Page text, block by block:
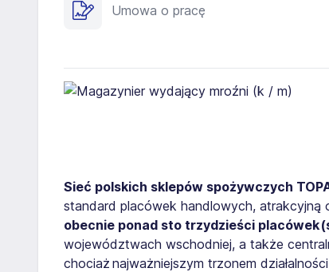
Umowa o pracę
Sieć polskich sklepów spożywczych
standard placówek handlowych, atrakcyjną
obecnie ponad sto trzydzieści placówek
województwach wschodniej, a także
chociaż najważniejszym trzonem